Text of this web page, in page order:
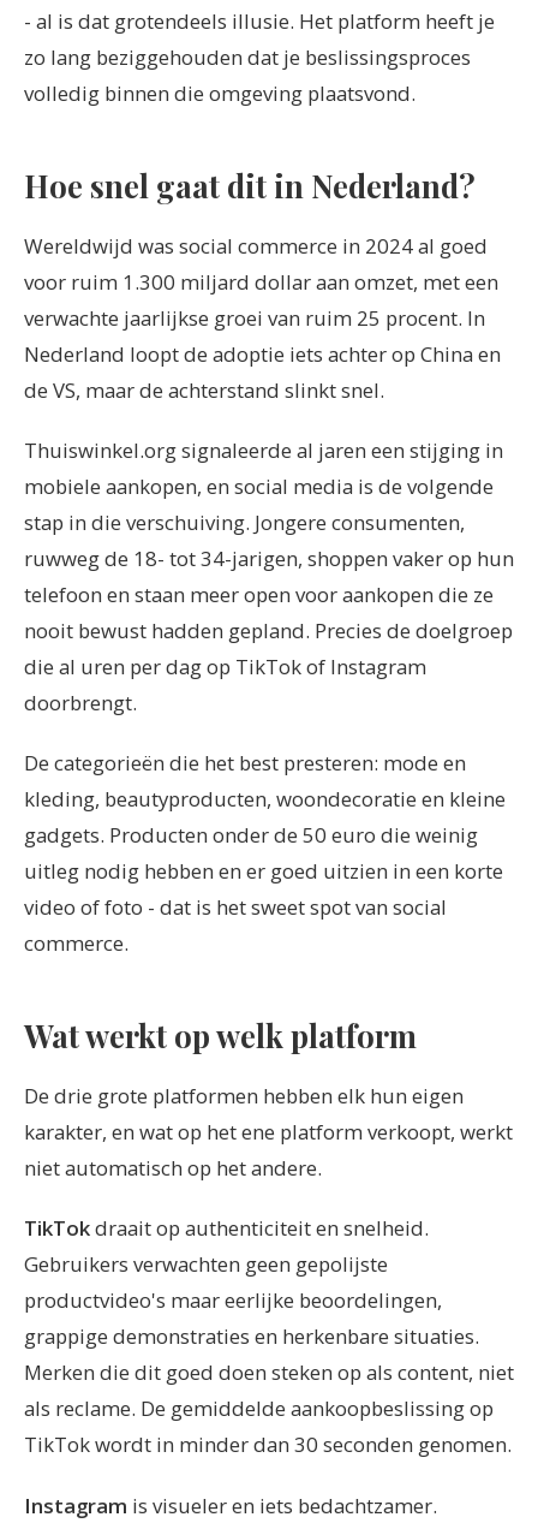
- al is dat grotendeels illusie. Het platform heeft je
zo lang beziggehouden dat je beslissingsproces
volledig binnen die omgeving plaatsvond.
Hoe snel gaat dit in Nederland?
Wereldwijd was social commerce in 2024 al goed
voor ruim 1.300 miljard dollar aan omzet, met een
verwachte jaarlijkse groei van ruim 25 procent. In
Nederland loopt de adoptie iets achter op China en
de VS, maar de achterstand slinkt snel.
Thuiswinkel.org signaleerde al jaren een stijging in
mobiele aankopen, en social media is de volgende
stap in die verschuiving. Jongere consumenten,
ruwweg de 18- tot 34-jarigen, shoppen vaker op hun
telefoon en staan meer open voor aankopen die ze
nooit bewust hadden gepland. Precies de doelgroep
die al uren per dag op TikTok of Instagram
doorbrengt.
De categorieën die het best presteren: mode en
kleding, beautyproducten, woondecoratie en kleine
gadgets. Producten onder de 50 euro die weinig
uitleg nodig hebben en er goed uitzien in een korte
video of foto - dat is het sweet spot van social
commerce.
Wat werkt op welk platform
De drie grote platformen hebben elk hun eigen
karakter, en wat op het ene platform verkoopt, werkt
niet automatisch op het andere.
TikTokdraait op authenticiteit en snelheid.
Gebruikers verwachten geen gepolijste
productvideo's maar eerlijke beoordelingen,
grappige demonstraties en herkenbare situaties.
Merken die dit goed doen steken op als content, niet
als reclame. De gemiddelde aankoopbeslissing op
TikTok wordt in minder dan 30 seconden genomen.
Instagram is visueler en iets bedachtzamer.